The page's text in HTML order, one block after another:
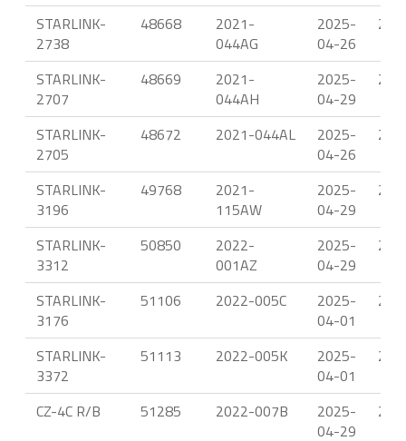
STARLINK-
2738
48668
2021-
044AG
2025-
04-26
STARLINK-
2707
48669
2021-
044AH
2025-
04-29
STARLINK-
2705
48672 2021-044AL
2025-
04-26
STARLINK-
3196
49768
2021-
115AW
2025-
04-29
STARLINK-
3312
50850
2022-
001AZ
2025-
04-29
STARLINK-
3176
51106 2022-005C
2025-
04-01
STARLINK-
3372
51113 2022-005K
2025-
04-01
CZ-4C R/B 51285 2022-007B
2025-
04-29